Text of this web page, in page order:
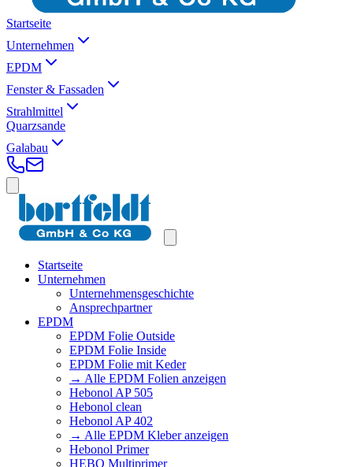
Startseite
Unternehmen
EPDM
Fenster & Fassaden
Strahlmittel
Quarzsande
Galabau
Startseite
Unternehmen
Unternehmensgeschichte
Ansprechpartner
EPDM
EPDM Folie Outside
EPDM Folie Inside
EPDM Folie mit Keder
→ Alle EPDM Folien anzeigen
Hebonol AP 505
Hebonol clean
Hebonol AP 402
→ Alle EPDM Kleber anzeigen
Hebonol Primer
HEBO Multiprimer